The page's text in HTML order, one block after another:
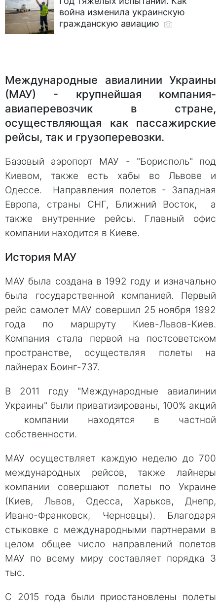
война изменила украинскую
гражданскую авиацию
Международные авиалинии Украины
(МАУ) - крупнейшая компания-
авиаперевозчик в стране,
осуществляющая как пассажирские
рейсы, так и грузоперевозки.
Базовый аэропорт МАУ - "Борисполь" под
Киевом, также есть хабы во Львове и
Одессе. Направления полетов - Западная
Европа, страны СНГ, Ближний Восток, а
также внутренние рейсы. Главный офис
компании находится в Киеве.
История МАУ
МАУ была создана в 1992 году и изначально
была государственной компанией. Первый
рейс самолет МАУ совершил 25 ноября 1992
года по маршруту Киев-Львов-Киев.
Компания стала первой на постсоветском
пространстве, осуществляя полеты на
лайнерах Боинг-737.
В 2011 году "Международные авиалинии
Украины" были приватизированы, 100% акций
компании находятся в частной
собственности.
МАУ осуществляет каждую неделю до 700
международных рейсов, также лайнеры
компании совершают полеты по Украине
(Киев, Львов, Одесса, Харьков, Днепр,
Ивано-Франковск, Черновцы). Благодаря
стыковке с международными партнерами в
целом общее число направлений полетов
МАУ по всему миру составляет порядка 3
тыс.
С 2015 года были приостановлены полеты